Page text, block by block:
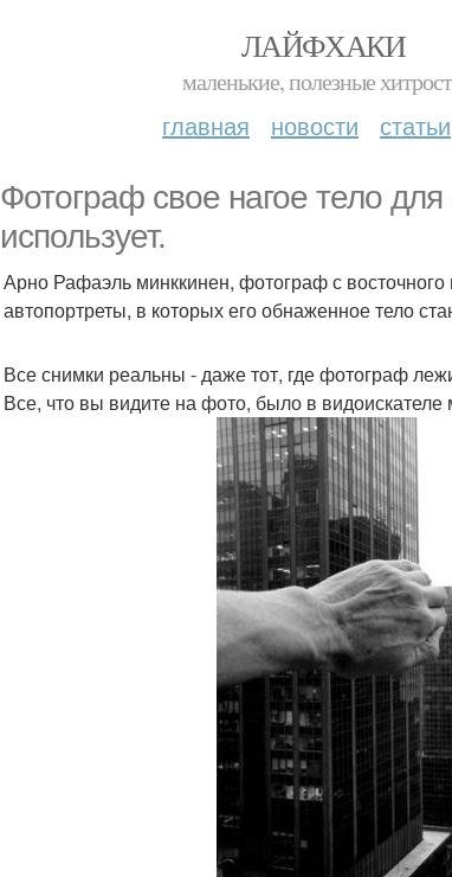
ЛАЙФХАКИ
маленькие, полезные
главная новости статьи
Фотограф свое нагое тело
использует.
Арно Рафаэль минккинен, фотограф с
автопортреты, в которых его обнаженное тело
Все снимки реальны - даже тот, где фотограф
Все, что вы видите на фото, было в